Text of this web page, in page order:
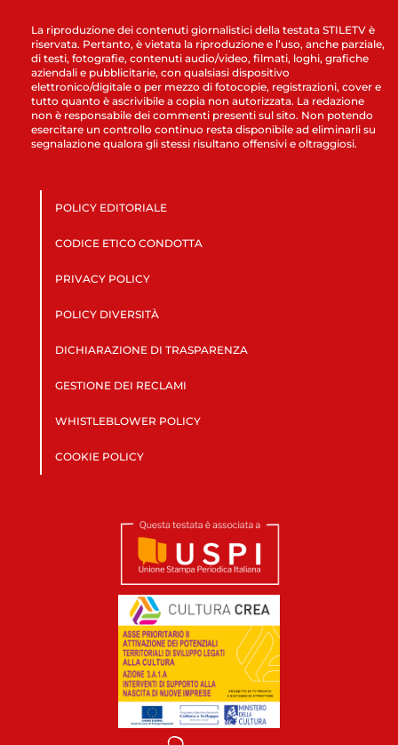
La riproduzione dei contenuti giornalistici della testata STILETV è
riservata. Pertanto, è vietata la riproduzione e l’uso, anche parziale,
di testi, fotografie, contenuti audio/video, filmati, loghi, grafiche
aziendali e pubblicitarie, con qualsiasi dispositivo
elettronico/digitale o per mezzo di fotocopie, registrazioni, cover e
tutto quanto è ascrivibile a copia non autorizzata. La redazione
non è responsabile dei commenti presenti sul sito. Non potendo
esercitare un controllo continuo resta disponibile ad eliminarli su
segnalazione qualora gli stessi risultano offensivi e oltraggiosi.
POLICY EDITORIALE
CODICE ETICO CONDOTTA
PRIVACY POLICY
POLICY DIVERSITÀ
DICHIARAZIONE DI TRASPARENZA
GESTIONE DEI RECLAMI
WHISTLEBLOWER POLICY
COOKIE POLICY